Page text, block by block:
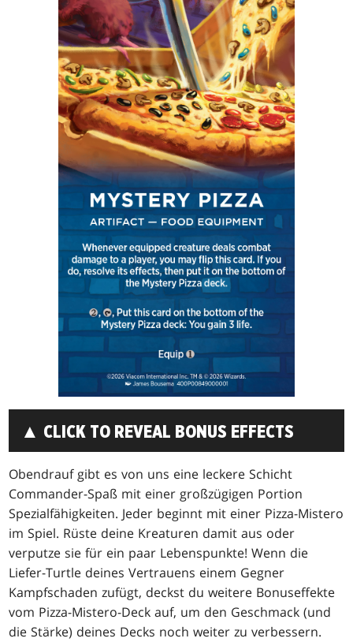
▲ CLICK TO REVEAL BONUS EFFECTS
Obendrauf gibt es von uns eine leckere Schicht
Commander-Spaß mit einer großzügigen Portion
Spezialfähigkeiten. Jeder beginnt mit einer Pizza-Mistero
im Spiel. Rüste deine Kreaturen damit aus oder
verputze sie für ein paar Lebenspunkte! Wenn die
Liefer-Turtle deines Vertrauens einem Gegner
Kampfschaden zufügt, deckst du weitere Bonuseffekte
vom Pizza-Mistero-Deck auf, um den Geschmack (und
die Stärke) deines Decks noch weiter zu verbessern.